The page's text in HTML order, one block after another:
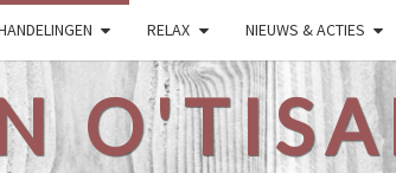
RELAX NIEUWS & ACTIES